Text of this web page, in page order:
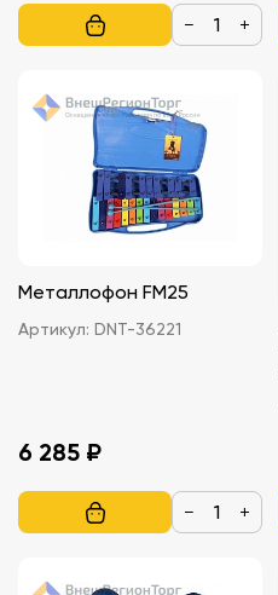
− +
Металлофон FM25
Артикул: DNT-36221
6 285 ₽
− +